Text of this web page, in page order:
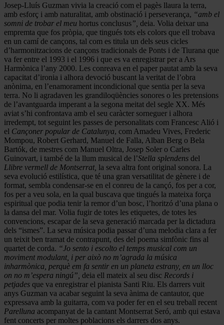
Josep-Lluís Guzman vivia la creació com el pagès llaura la terra,
amb esforç i amb naturalitat, amb obstinació i perseverança, “amb el
somni de trobar el meu hortus conclusus”, deia. Volia deixar una
empremta que fos pròpia, que tingués tots els colors que ell trobava
en un camí de cançons, tal com es titula un dels seus cicles
d’harmonitzacions de cançons tradicionals de Ponts i de Tiurana que
va fer entre el 1993 i el 1996 i que es va enregistrar per a Ars
Harmònica l’any 2000. Les conreava en el paper pautat amb la seva
capacitat d’ironia i alhora devoció buscant la veritat de l’obra
anònima, en l’enamorament incondicional que sentia per la seva
terra. No li agradaven les grandiloqüències sonores o les pretensions
de l’avantguarda imperant a la segona meitat del segle XX. Més
aviat s’hi confrontava amb el seu caràcter sorneguer i alhora
irredempt, tot seguint les passes de personalitats com Francesc Alió i
el Cançoner popular de Catalunya, com Amadeu Vives, Frederic
Mompou, Robert Gerhard, Manuel de Falla, Alban Berg o Bela
Bartók, de mestres com Manuel Oltra, Josep Soler o Carles
Guinovart, i també de la llum musical de l’Stella splendens del
Llibre vermell de Montserrat, la seva altra font original sonora. La
seva evolució estilística, que té una gran versatilitat de gènere i de
format, sembla condensar-se en el conreu de la cançó, fos per a cor,
fos per a veu sola, en la qual buscava que tingués la mateixa força
espiritual que podia tenir la remor d’un bosc, l’horitzó d’una plana o
la dansa del mar. Volia fugir de totes les etiquetes, de totes les
convencions, escapar de la seva generació marcada per la dictadura
dels “ismes”. La seva música podia passar d’una melodia clara a fer
un teixit ben tramat de contrapunt, des del poema simfònic fins al
quartet de corda. “Jo sento i escolto el temps musical com un
moviment modulant, i per això no m’agrada la música
inharmònica, perquè em fa sentir en un planeta estrany, en un lloc
on no m’espera ningú”, deia ell mateix al seu disc Records i
petjades que va enregistrar el pianista Santi Riu. Els darrers vuit
anys Guzman va acabar seguint la seva ànima de cantautor, que
expressava amb la guitarra, com va poder fer en el seu treball recent
Parelluna acompanyat de la cantant Montserrat Seró, amb qui estava
fent concerts per moltes poblacions els darrers dos anys.